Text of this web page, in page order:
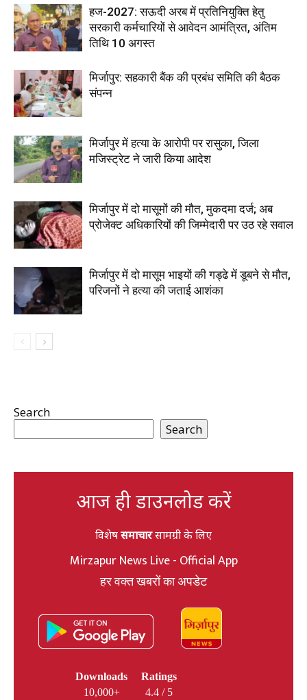
हज-2027: सऊदी अरब में प्रतिनियुक्ति हेतु
सरकारी कर्मचारियों से आवेदन आमंत्रित, अंतिम
तिथि 10 अगस्त
मिर्जापुर: सहकारी बैंक की प्रबंध समिति की बैठक
संपन्न
मिर्जापुर में हत्या के आरोपी पर रासुका, जिला
मजिस्ट्रेट ने जारी किया आदेश
मिर्जापुर में दो मासूमों की मौत, मुकदमा दर्ज; अब
प्रोजेक्ट अधिकारियों की जिम्मेदारी पर उठ रहे सवाल
मिर्जापुर में दो मासूम भाइयों की गड्ढे में डूबने से मौत,
परिजनों ने हत्या की जताई आशंका
Search
Search
आज ही डाउनलोड करें
विशेषसमाचारसामग्री के लिए
Mirzapur News Live - Official App
हर वक्त खबरों का अपडेट
Downloads
10,000+
Ratings
4.4 / 5